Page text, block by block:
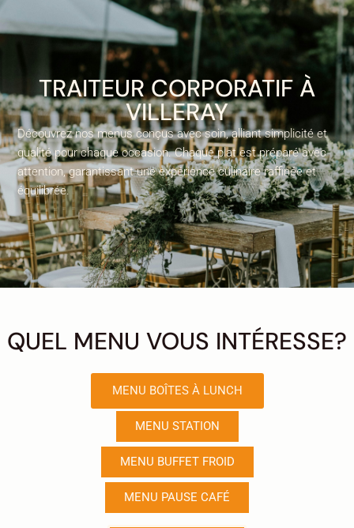
TRAITEUR CORPORATIF À
VILLERAY
Découvrez nos menus conçus avec soin, alliant simplicité et
qualité pour chaque occasion. Chaque plat est préparé avec
attention, garantissant une expérience culinaire raffinée et
équilibrée.
QUEL MENU VOUS INTÉRESSE?
MENU BOÎTES À LUNCH
MENU STATION
MENU BUFFET FROID
MENU PAUSE CAFÉ